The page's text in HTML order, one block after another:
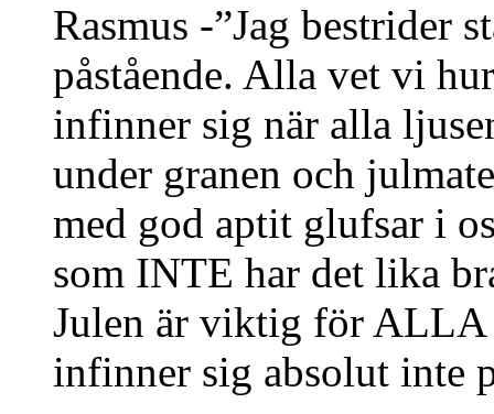
Rasmus -”Jag bestrider
påstående. Alla vet vi
infinner sig när alla
under granen och
med god aptit glufsar i
som INTE har det lika
Julen är viktig för ALLA
infinner sig absolut inte